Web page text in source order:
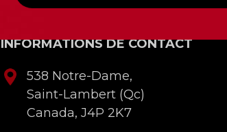
INFORMATIONS DE CONTACT
538 Notre-Dame,
Saint-Lambert (Qc)
Canada, J4P 2K7